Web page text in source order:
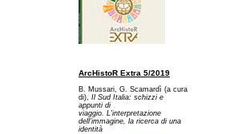
ArcHistoR Extra 5/2019
B. Mussari, G. Scamardì (a cura
di), Il Sud Italia: schizzi e
appunti di
viaggio. L'interpretazione
dell'immagine, la ricerca di una
identità